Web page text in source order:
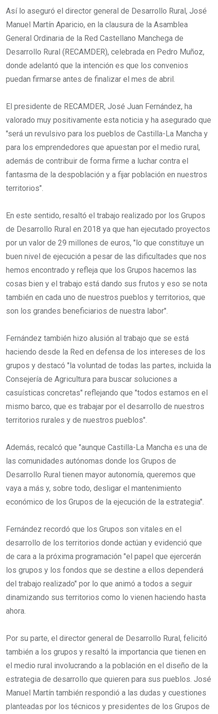
Así lo aseguró el director general de Desarrollo Rural, José
Manuel Martín Aparicio, en la clausura de la Asamblea
General Ordinaria de la Red Castellano Manchega de
Desarrollo Rural (RECAMDER), celebrada en Pedro Muñoz,
donde adelantó que la intención es que los convenios
puedan firmarse antes de finalizar el mes de abril.
El presidente de RECAMDER, José Juan Fernández, ha
valorado muy positivamente esta noticia y ha asegurado que
"será un revulsivo para los pueblos de Castilla-La Mancha y
para los emprendedores que apuestan por el medio rural,
además de contribuir de forma firme a luchar contra el
fantasma de la despoblación y a fijar población en nuestros
territorios".
En este sentido, resaltó el trabajo realizado por los Grupos
de Desarrollo Rural en 2018 ya que han ejecutado proyectos
por un valor de 29 millones de euros, "lo que constituye un
buen nivel de ejecución a pesar de las dificultades que nos
hemos encontrado y refleja que los Grupos hacemos las
cosas bien y el trabajo está dando sus frutos y eso se nota
también en cada uno de nuestros pueblos y territorios, que
son los grandes beneficiarios de nuestra labor".
Fernández también hizo alusión al trabajo que se está
haciendo desde la Red en defensa de los intereses de los
grupos y destacó "la voluntad de todas las partes, incluida la
Consejería de Agricultura para buscar soluciones a
casuísticas concretas" reflejando que "todos estamos en el
mismo barco, que es trabajar por el desarrollo de nuestros
territorios rurales y de nuestros pueblos".
Además, recalcó que "aunque Castilla-La Mancha es una de
las comunidades autónomas donde los Grupos de
Desarrollo Rural tienen mayor autonomía, queremos que
vaya a más y, sobre todo, desligar el mantenimiento
económico de los Grupos de la ejecución de la estrategia".
Fernández recordó que los Grupos son vitales en el
desarrollo de los territorios donde actúan y evidenció que
de cara a la próxima programación "el papel que ejercerán
los grupos y los fondos que se destine a ellos dependerá
del trabajo realizado" por lo que animó a todos a seguir
dinamizando sus territorios como lo vienen haciendo hasta
ahora.
Por su parte, el director general de Desarrollo Rural, felicitó
también a los grupos y resaltó la importancia que tienen en
el medio rural involucrando a la población en el diseño de la
estrategia de desarrollo que quieren para sus pueblos. José
Manuel Martín también respondió a las dudas y cuestiones
planteadas por los técnicos y presidentes de los Grupos de